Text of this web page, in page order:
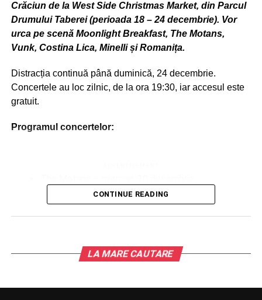
Crăciun de la West Side Christmas Market, din Parcul
Drumului Taberei (perioada 18 – 24 decembrie). Vor
urca pe scenă Moonlight Breakfast, The Motans,
Vunk, Costina Lica, Minelli și Romanița.
Distracția continuă până duminică, 24 decembrie.
Concertele au loc zilnic, de la ora 19:30, iar accesul este
gratuit.
Programul concertelor:
Vunk – joi, 21 decembrie;
Costina Lica / Corul Universității București – vineri,
Minelli – sâmbătă, 23 decembrie;
CONTINUE READING
LA MARE CAUTARE